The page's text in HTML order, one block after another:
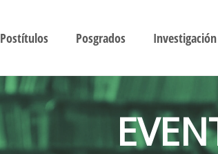
Postítulos Posgrados Investigación